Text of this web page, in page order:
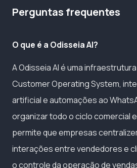
Perguntas frequentes
O que é a Odisseia AI?
A Odisseia AI é uma
Customer Operating System,
artificial e automações ao
organizar todo o ciclo comercial
permite que empresas
interações entre vendedores e
o controle da operação de